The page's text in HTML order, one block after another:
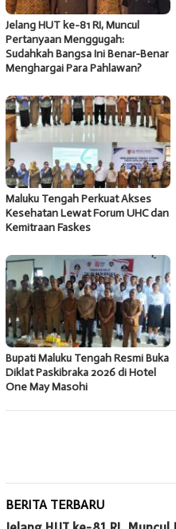
Jelang HUT ke-81 RI, Muncul
Pertanyaan Menggugah:
Sudahkah Bangsa Ini Benar-Benar
Menghargai Para Pahlawan?
Maluku Tengah Perkuat Akses
Kesehatan Lewat Forum UHC dan
Kemitraan Faskes
Bupati Maluku Tengah Resmi Buka
Diklat Paskibraka 2026 di Hotel
One May Masohi
BERITA TERBARU